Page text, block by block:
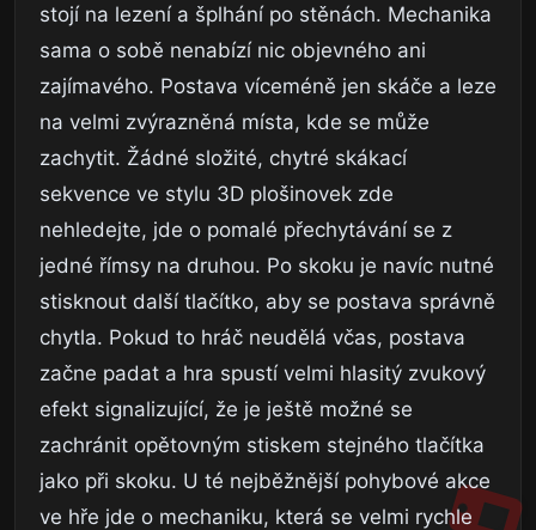
stojí na lezení a šplhání po stěnách. Mechanika
sama o sobě nenabízí nic objevného ani
zajímavého. Postava víceméně jen skáče a leze
na velmi zvýrazněná místa, kde se může
zachytit. Žádné složité, chytré skákací
sekvence ve stylu 3D plošinovek zde
nehledejte, jde o pomalé přechytávání se z
jedné římsy na druhou. Po skoku je navíc nutné
stisknout další tlačítko, aby se postava správně
chytla. Pokud to hráč neudělá včas, postava
začne padat a hra spustí velmi hlasitý zvukový
efekt signalizující, že je ještě možné se
zachránit opětovným stiskem stejného tlačítka
jako při skoku. U té nejběžnější pohybové akce
ve hře jde o mechaniku, která se velmi rychle